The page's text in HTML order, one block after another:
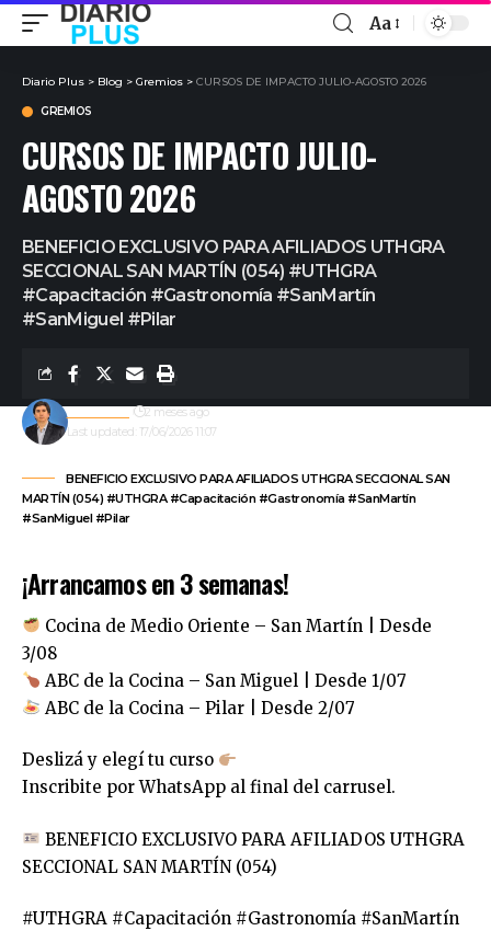
Aa
Diario Plus > Blog > Gremios > CURSOS DE IMPACTO JULIO-AGOSTO 2026
GREMIOS
CURSOS DE IMPACTO JULIO-
AGOSTO 2026
BENEFICIO EXCLUSIVO PARA AFILIADOS UTHGRA
SECCIONAL SAN MARTÍN (054) #UTHGRA
#Capacitación #Gastronomía #SanMartín
#SanMiguel #Pilar
Last updated: 17/06/2026 11:07
Redacción 2 meses ago
BENEFICIO EXCLUSIVO PARA AFILIADOS UTHGRA SECCIONAL SAN
MARTÍN (054) #UTHGRA #Capacitación #Gastronomía #SanMartín
#SanMiguel #Pilar
¡Arrancamos en 3 semanas!
Cocina de Medio Oriente – San Martín | Desde
3/08
ABC de la Cocina – San Miguel | Desde 1/07
ABC de la Cocina – Pilar | Desde 2/07
Deslizá y elegí tu curso
Inscribite por WhatsApp al final del carrusel.
BENEFICIO EXCLUSIVO PARA AFILIADOS UTHGRA
SECCIONAL SAN MARTÍN (054)
#UTHGRA #Capacitación #Gastronomía #SanMartín